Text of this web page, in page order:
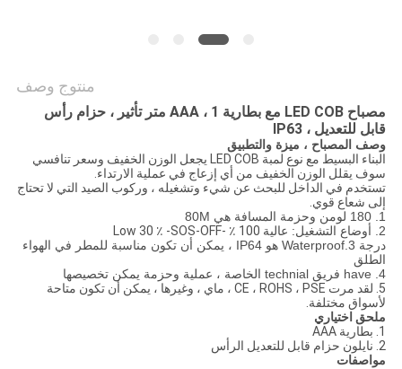
منتوج وصف
مصباح LED COB مع بطارية AAA ، 1 متر تأثير ، حزام رأس
قابل للتعديل ، IP63
وصف المصباح ، ميزة والتطبيق
البناء البسيط مع نوع لمبة LED COB يجعل الوزن الخفيف
وسعر تنافسي
سوف يقلل الوزن الخفيف من أي إزعاج في عملية الارتداء.
تستخدم في الداخل للبحث عن شيء وتشغيله ، وركوب الصيد التي لا تحتاج
إلى شعاع قوي.
1. 180 لومن وحزمة المسافة هي 80M
2. أوضاع التشغيل: عالية
درجة 3.Waterproof هو IP64 ، يمكن أن تكون مناسبة للمطر في الهواء
الطلق
4. have فريق technial الخاصة ، عملية وحزمة يمكن تخصيصها
5. لقد مرت CE ، ROHS ، PSE ، ماي ، وغيرها ، يمكن أن تكون متاحة
لأسواق مختلفة.
ملحق اختياري
1. بطارية AAA
2. نايلون حزام قابل للتعديل الرأس
مواصفات